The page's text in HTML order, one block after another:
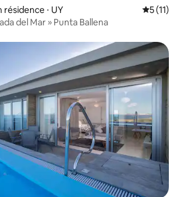
⋅ UY
5 (11)
del Mar » Punta Ballena